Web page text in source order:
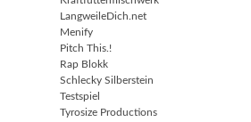
LangweileDich.net
Menify
Pitch This.!
Rap Blokk
Schlecky Silberstein
Testspiel
Tyrosize Productions